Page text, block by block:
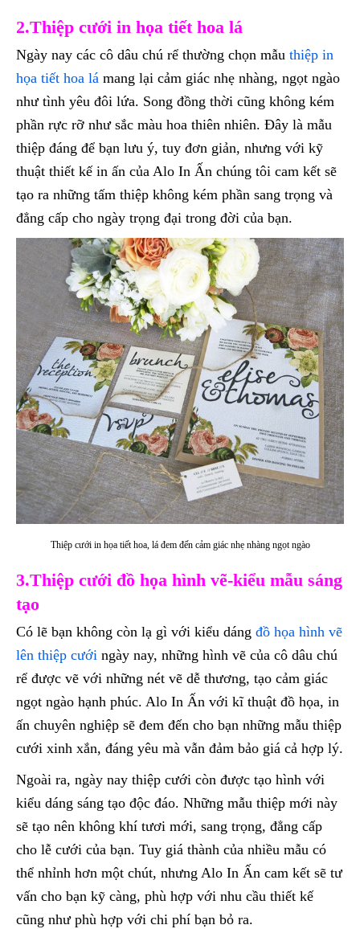
2.Thiệp cưới in họa tiết hoa lá
Ngày nay các cô dâu chú rể thường chọn mẫu thiệp in
họa tiết hoa lá mang lại cảm giác nhẹ nhàng, ngọt ngào
như tình yêu đôi lứa. Song đồng thời cũng không kém
phần rực rỡ như sắc màu hoa thiên nhiên. Đây là mẫu
thiệp đáng để bạn lưu ý, tuy đơn giản, nhưng với kỹ
thuật thiết kế in ấn của Alo In Ấn chúng tôi cam kết sẽ
tạo ra những tấm thiệp không kém phần sang trọng và
đẳng cấp cho ngày trọng đại trong đời của bạn.
Thiệp cưới in họa tiết hoa, lá đem đến cảm giác nhẹ nhàng ngọt ngào
3.Thiệp cưới đồ họa hình vẽ-kiểu mẫu sáng
tạo
Có lẽ bạn không còn lạ gì với kiểu dáng đồ họa hình vẽ
lên thiệp cưới ngày nay, những hình vẽ của cô dâu chú
rể được vẽ với những nét vẽ dễ thương, tạo cảm giác
ngọt ngào hạnh phúc. Alo In Ấn với kĩ thuật đồ họa, in
ấn chuyên nghiệp sẽ đem đến cho bạn những mẫu thiệp
cưới xinh xắn, đáng yêu mà vẫn đảm bảo giá cả hợp lý.
Ngoài ra, ngày nay thiệp cưới còn được tạo hình với
kiểu dáng sáng tạo độc đáo. Những mẫu thiệp mới này
sẽ tạo nên không khí tươi mới, sang trọng, đẳng cấp
cho lễ cưới của bạn. Tuy giá thành của nhiều mẫu có
thể nhỉnh hơn một chút, nhưng Alo In Ấn cam kết sẽ tư
vấn cho bạn kỹ càng, phù hợp với nhu cầu thiết kế
cũng như phù hợp với chi phí bạn bỏ ra.